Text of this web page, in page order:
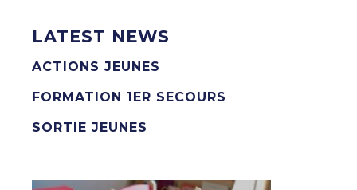
LATEST NEWS
ACTIONS JEUNES
FORMATION 1ER SECOURS
SORTIE JEUNES